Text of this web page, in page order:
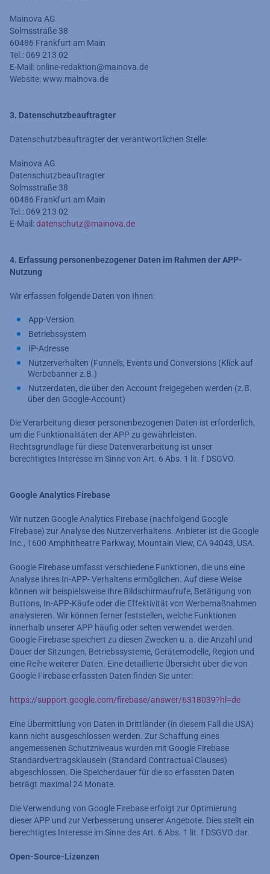
Mainova AG
Solmsstraße 38
60486 Frankfurt am Main
Tel.: 069 213 02
E-Mail: online-redaktion@mainova.de
Website: www.mainova.de
3. Datenschutzbeauftragter
Datenschutzbeauftragter der verantwortlichen Stelle:
Mainova AG
Datenschutzbeauftragter
Solmsstraße 38
60486 Frankfurt am Main
Tel.: 069 213 02
E-Mail:datenschutz@mainova.de
4. Erfassung personenbezogener Daten im Rahmen der APP-
Nutzung
Wir erfassen folgende Daten von Ihnen:
App-Version
Betriebssystem
IP-Adresse
Nutzerverhalten (Funnels, Events und Conversions (Klick auf
Werbebanner z.B.)
Nutzerdaten, die über den Account freigegeben werden (z.B.
über den Google-Account)
Die Verarbeitung dieser personenbezogenen Daten ist erforderlich,
um die Funktionalitäten der APP zu gewährleisten.
Rechtsgrundlage für diese Datenverarbeitung ist unser
berechtigtes Interesse im Sinne von Art. 6 Abs. 1 lit. f DSGVO.
Google Analytics Firebase
Wir nutzen Google Analytics Firebase (nachfolgend Google
Firebase) zur Analyse des Nutzerverhaltens. Anbieter ist die Google
Inc., 1600 Amphitheatre Parkway, Mountain View, CA 94043, USA.
Google Firebase umfasst verschiedene Funktionen, die uns eine
Analyse Ihres In-APP- Verhaltens ermöglichen. Auf diese Weise
können wir beispielsweise Ihre Bildschirmaufrufe, Betätigung von
Buttons, In-APP-Käufe oder die Effektivität von Werbemaßnahmen
analysieren. Wir können ferner feststellen, welche Funktionen
innerhalb unserer APP häufig oder selten verwendet werden.
Google Firebase speichert zu diesen Zwecken u. a. die Anzahl und
Dauer der Sitzungen, Betriebssysteme, Gerätemodelle, Region und
eine Reihe weiterer Daten. Eine detaillierte Übersicht über die von
Google Firebase erfassten Daten finden Sie unter:
https://support.google.com/firebase/answer/6318039?hl=de
Eine Übermittlung von Daten in Drittländer (in diesem Fall die USA)
kann nicht ausgeschlossen werden. Zur Schaffung eines
angemessenen Schutzniveaus wurden mit Google Firebase
Standardvertragsklauseln (Standard Contractual Clauses)
abgeschlossen. Die Speicherdauer für die so erfassten Daten
beträgt maximal 24 Monate.
Die Verwendung von Google Firebase erfolgt zur Optimierung
dieser APP und zur Verbesserung unserer Angebote. Dies stellt ein
berechtigtes Interesse im Sinne des Art. 6 Abs. 1 lit. f DSGVO dar.
Open-Source-Lizenzen